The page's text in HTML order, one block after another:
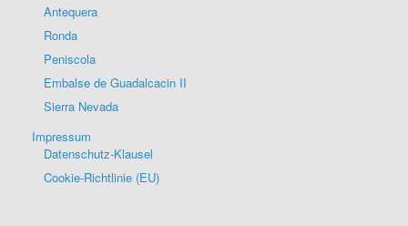
Antequera
Ronda
Peniscola
Embalse de Guadalcacin II
Sierra Nevada
Impressum
Datenschutz-Klausel
Cookie-Richtlinie (EU)